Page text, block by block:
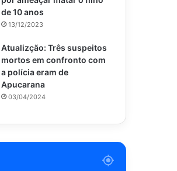
de 10 anos
13/12/2023
Atualizção: Três suspeitos
mortos em confronto com
a polícia eram de
Apucarana
03/04/2024